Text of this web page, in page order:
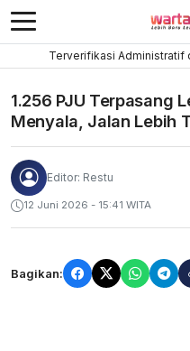
Terverifikasi Administratif
1.256 PJU Terpasang
Menyala, Jalan Lebih
Editor: Restu
12 Juni 2026 - 15:41 WITA
Bagikan: